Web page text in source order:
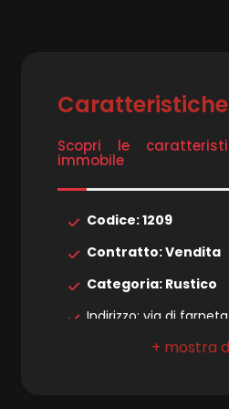
Caratteristiche
Scopri le
immobile
Codice: 1209
Contratto: Vendita
Categoria: Rustico
Indirizzo: via di farneta
Comune: Lucca
opzioni